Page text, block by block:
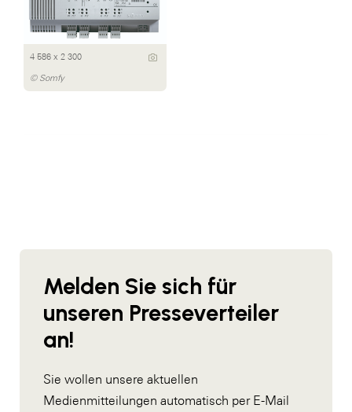
4 586 x 2 300
© Somfy
Melden Sie sich für
unseren Presseverteiler
an!
Sie wollen unsere aktuellen
Medienmitteilungen automatisch per E-Mail